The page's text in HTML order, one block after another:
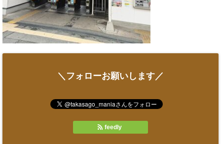
＼フォローお願いします／
feedly